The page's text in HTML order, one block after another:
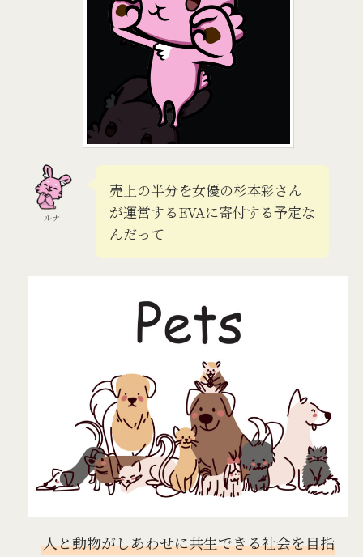
ルナ
売上の半分を女優の杉本彩さん
が運営するEVAに寄付する予定な
んだって
人と動物がしあわせに共生できる社会を目指